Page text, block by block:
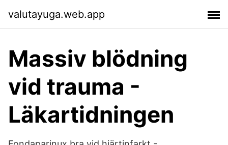
valutayuga.web.app
Massiv blödning
vid trauma -
Läkartidningen